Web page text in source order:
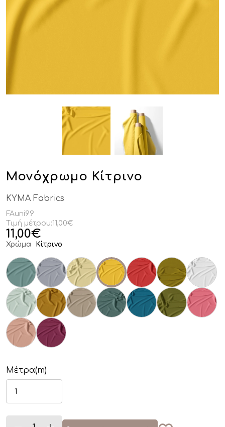
Μονόχρωμο Κίτρινο
KYMA Fabrics
FAuni99
Τιμή μέτρου:11,00€
11,00€
Χρώμα Κίτρινο
Μέτρα(m)